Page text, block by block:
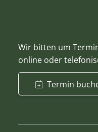
Wir bitten um
online oder
Termin